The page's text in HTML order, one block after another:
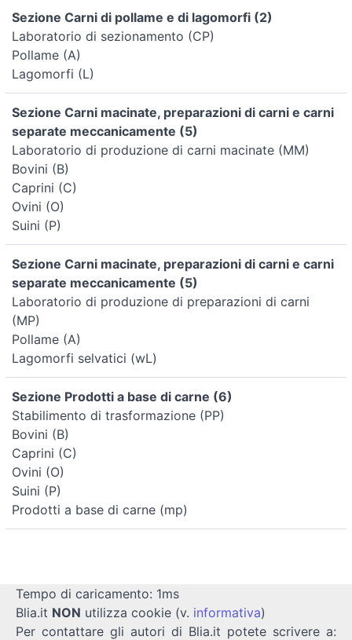
Sezione Carni di pollame e di lagomorfi (2)
Laboratorio di sezionamento (CP)
Pollame (A)
Lagomorfi (L)
Sezione Carni macinate, preparazioni di carni e carni
separate meccanicamente (5)
Laboratorio di produzione di carni macinate (MM)
Bovini (B)
Caprini (C)
Ovini (O)
Suini (P)
Sezione Carni macinate, preparazioni di carni e carni
separate meccanicamente (5)
Laboratorio di produzione di preparazioni di carni
(MP)
Pollame (A)
Lagomorfi selvatici (wL)
Sezione Prodotti a base di carne (6)
Stabilimento di trasformazione (PP)
Bovini (B)
Caprini (C)
Ovini (O)
Suini (P)
Prodotti a base di carne (mp)
Tempo di caricamento: 1ms
Blia.it NON utilizza cookie (v. informativa)
Per contattare gli autori di Blia.it potete scrivere a: